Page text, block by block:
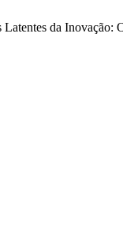
da Inovação: